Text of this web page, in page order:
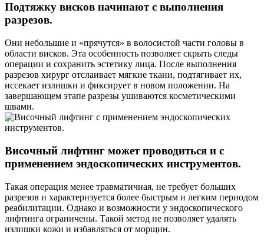
Подтяжку висков начинают с выполнения
разрезов.
Они небольшие и «прячутся» в волосистой части головы в
области висков. Эта особенность позволяет скрыть следы
операции и сохранить эстетику лица. После выполнения
разрезов хирург отслаивает мягкие ткани, подтягивает их,
иссекает излишки и фиксирует в новом положении. На
завершающем этапе разрезы ушиваются косметическими
швами.
Височный лифтинг может проводиться и с
применением эндоскопических инструментов.
Такая операция менее травматичная, не требует больших
разрезов и характеризуется более быстрым и легким периодом
реабилитации. Однако и возможности у эндоскопического
лифтинга ограничены. Такой метод не позволяет удалять
излишки кожи и избавляться от морщин.